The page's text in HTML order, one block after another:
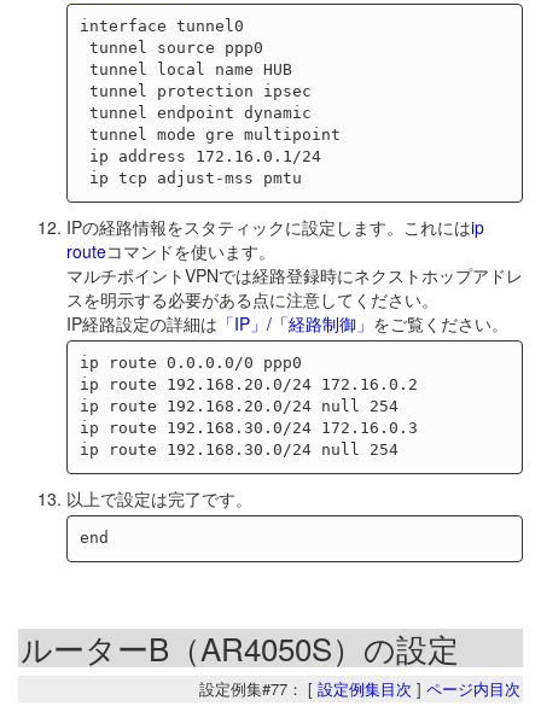
interface tunnel0
IPの経路情報をスタティックに設定します。これにはip
routeコマンドを使います。
マルチポイントVPNでは経路登録時にネクストホップアドレ
スを明示する必要がある点に注意してください。
IP経路設定の詳細は 「IP」/「経路制御」 をご覧ください。
ip route 0.0.0.0/0 ppp0
ip route 192.168.20.0/24 172.16.0.2
ip route 192.168.20.0/24 null 254
ip route 192.168.30.0/24 172.16.0.3
ip route 192.168.30.0/24 null 254
以上で設定は完了です。
ルーターB（AR4050S）の設定
設定例集#77： [ 設定例集目次 ] ページ内目次